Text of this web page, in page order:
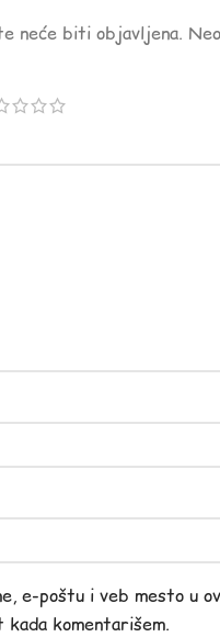
neće biti objavljena.
e-poštu i veb mesto u
komentarišem.